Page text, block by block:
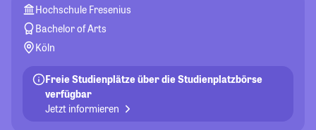
Hochschule Fresenius
Bachelor of Arts
Köln
Freie Studienplätze über die Studienplatzbörse
verfügbar
Jetzt informieren